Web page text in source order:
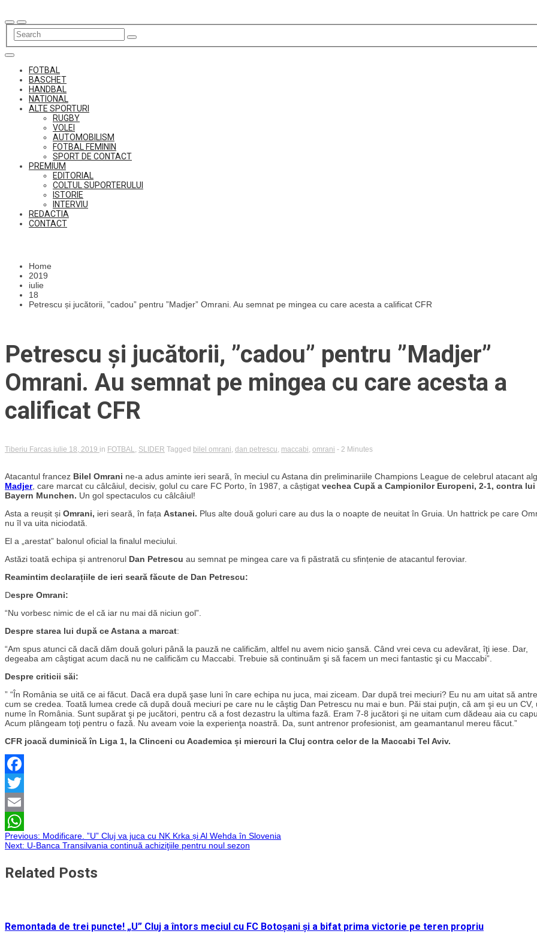
to
content
FOTBAL
BASCHET
HANDBAL
NATIONAL
ALTE SPORTURI
RUGBY
VOLEI
AUTOMOBILISM
FOTBAL FEMININ
SPORT DE CONTACT
PREMIUM
EDITORIAL
COLTUL SUPORTERULUI
ISTORIE
INTERVIU
REDACTIA
CONTACT
Home
2019
iulie
18
Petrescu și jucătorii, ”cadou” pentru ”Madjer” Omrani. Au semnat pe mingea cu care acesta a calificat CFR
Petrescu și jucătorii, ”cadou” pentru ”Madjer”
Omrani. Au semnat pe mingea cu care acesta a
calificat CFR
Tiberiu Farcas iulie 18, 2019 in FOTBAL SLIDER Tagged bilel omrani dan petrescu maccabi omrani - 2 Minutes
Atacantul francez Bilel Omrani ne-a adus aminte ieri seară, în meciul cu Astana din preliminariile Champions League de celebrul atacant
Madjer, care marcat cu câlcâiul, decisiv, golul cu care FC Porto, în 1987, a câștigat vechea Cupă a Campionilor Europeni, 2-1, contra lui
Bayern Munchen. Un gol spectaculos cu câlcâiul!
Asta a reușit și Omrani, ieri seară, în fața Astanei. Plus alte două goluri care au dus la o noapte de neuitat în Gruia. Un hattrick pe care
nu îl va uita niciodată.
El a „arestat” balonul oficial la finalul meciului.
Astăzi toată echipa și antrenorul Dan Petrescu au semnat pe mingea care va fi păstrată cu sfințenie de atacantul feroviar.
Reamintim declarațiile de ieri seară făcute de Dan Petrescu:
Despre Omrani:
“Nu vorbesc nimic de el că iar nu mai dă niciun gol”.
Despre starea lui după ce Astana a marcat:
“Am spus atunci că dacă dăm două goluri până la pauză ne calificăm, altfel nu avem nicio şansă. Când vrei ceva cu adevărat, îţi iese. Dar,
degeaba am câştigat acum dacă nu ne calificăm cu Maccabi. Trebuie să continuăm şi să facem un meci fantastic şi cu Maccabi”.
Despre criticii săi:
” “În România se uită ce ai făcut. Dacă era după şase luni în care echipa nu juca, mai ziceam. Dar după trei meciuri? Eu nu am uitat să
cum se credea. Toată lumea crede că după două meciuri pe care nu le câştig Dan Petrescu nu mai e bun. Păi stai puţin, că am şi eu un CV,
nume în România. Sunt supărat şi pe jucători, pentru că a fost dezastru la ultima fază. Eram 7-8 jucători şi ne uitam cum dădeau aia cu
Acum plângeam toţi pentru o fază. Nu aveam voie la experienţa noastră. Da, sunt antrenor profesionist, am geamantanul mereu făcut.”
CFR joacă duminică în Liga 1, la Clinceni cu Academica și miercuri la Cluj contra celor de la Maccabi Tel Aviv.
Facebook
Twitter
Email
WhatsApp
Navigare
în
Previous: Modificare. ”U” Cluj va juca cu NK Krka și Al Wehda în Slovenia
Next: U-Banca Transilvania continuă achiziţiile pentru noul sezon
Related Posts
Remontada de trei puncte! „U” Cluj a întors meciul cu FC Botoșani și a bifat prima victorie pe teren propriu